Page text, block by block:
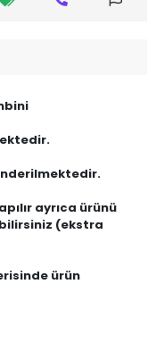
ayrıca ürünü
(ekstra
ürün